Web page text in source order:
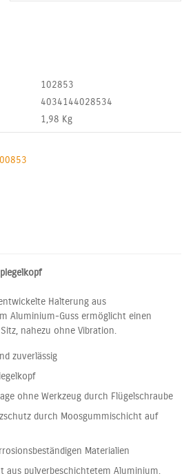
102853
4034144028534
1,98 Kg
Halterung aus
Aluminium-Guss ermöglicht einen
Sitz, nahezu ohne Vibration.
zuverlässig
ohne Werkzeug durch Flügelschraube
durch Moosgummischicht auf
Materialien
aus pulverbeschichtetem Aluminium.